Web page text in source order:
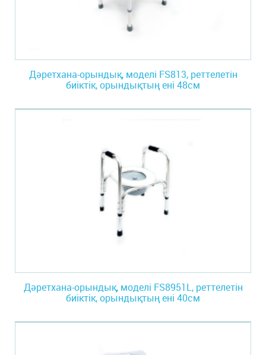
Дәретхана-орындық, моделі FS813, реттелетін
биіктік, орындықтың ені 48см
Дәретхана-орындық, моделі FS8951L, реттелетін
биіктік, орындықтың ені 40см